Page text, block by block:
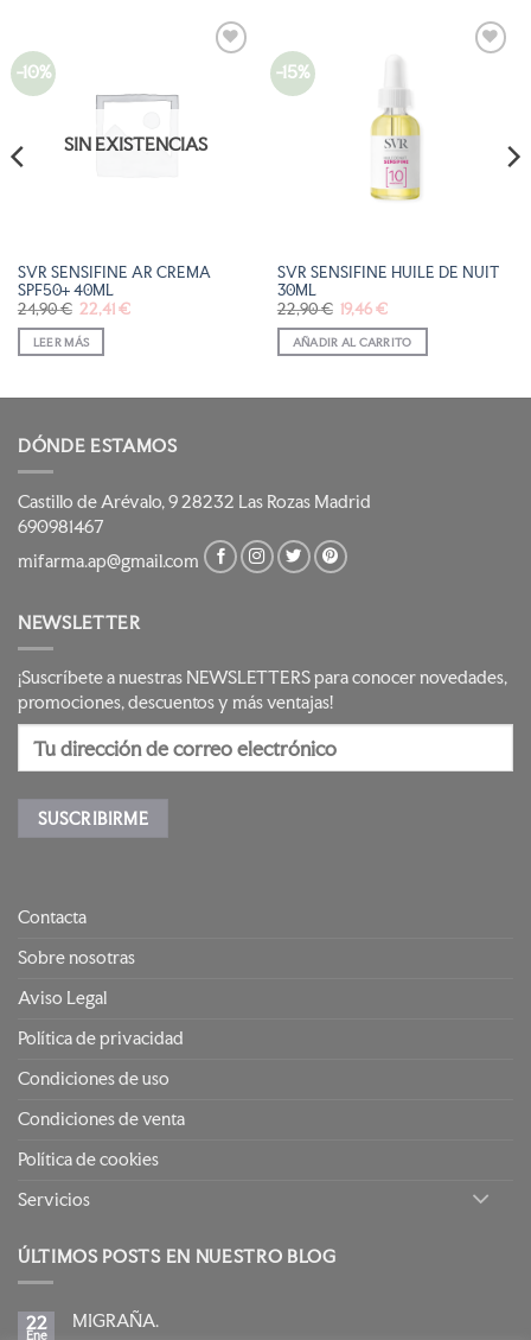
-10%
DESEOS
SIN EXISTENCIAS
SVR SENSIFINE AR CREMA
SPF50+ 40ML
24,90€ El
precio
original
era:
24,90 €.
22,41€El
LEER MÁS
-15%
SVR SENSIFINE HUILE DE NUIT
30ML
22,90€ El
precio
original
era:
22,90 €.
19,46€El
actual
es:
19,46 €.
AÑADIR AL CARRITO
DÓNDE ESTAMOS
Castillo de Arévalo, 9 28232 Las Rozas Madrid
690981467
mifarma.ap@gmail.com
NEWSLETTER
¡Suscríbete a nuestras NEWSLETTERS para conocer novedades,
promociones, descuentos y más ventajas!
Contacta
Sobre nosotras
Aviso Legal
Política de privacidad
Condiciones de uso
Condiciones de venta
Política de cookies
Servicios
ÚLTIMOS POSTS EN NUESTRO BLOG
22
Ene
MIGRAÑA.